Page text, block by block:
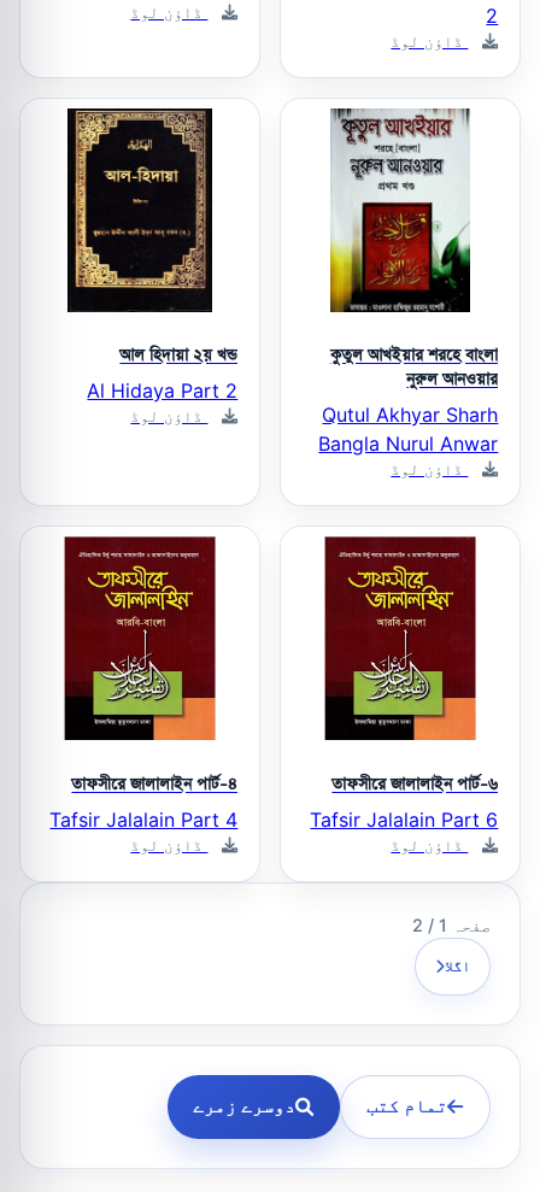
2
ڈاؤن لوڈ
ڈاؤن لوڈ
কুতুল আখইয়ার শরহে বাংলা
নুরুল আনওয়ার
Qutul Akhyar Sharh
Bangla Nurul Anwar
ڈاؤن لوڈ
আল হিদায়া ২য় খন্ড
Al Hidaya Part 2
ڈاؤن لوڈ
তাফসীরে জালালাইন পার্ট-৬
Tafsir Jalalain Part 6
ڈاؤن لوڈ
তাফসীরে জালালাইন পার্ট-৪
Tafsir Jalalain Part 4
ڈاؤن لوڈ
صفحہ 1 / 2
اگلا
تمام کتب دوسرے زمرے